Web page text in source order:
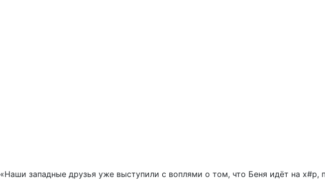
«Наши западные друзья уже выступили с воплями о том, что Беня идёт на х#р,